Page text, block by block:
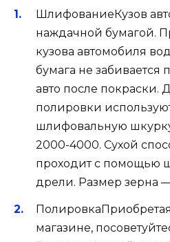
ШлифованиеКузов
наждачной бумагой.
кузова автомобиля
бумага не забивается
авто после покраски.
полировки
шлифовальную
2000-4000. Сухой
проходит с помощью
дрели. Размер зерна
магазине,